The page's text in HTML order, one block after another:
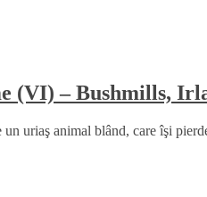
(VI) – Bushmills,
uriaş animal blând, care îşi